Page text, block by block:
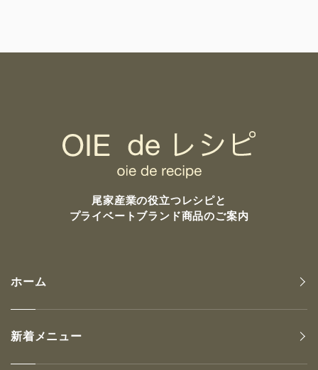
尾家産業の役立つレシピと
プライベートブランド商品のご案内
ホーム
新着メニュー